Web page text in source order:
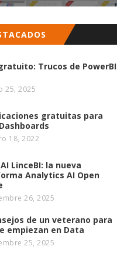
Trucos de PowerBI
25, 2025
gratuitas para
18, 2022
LinceBI: la nueva
Analytics AI Open
26, 2025
de un veterano para
empiezan en Data
25, 2025